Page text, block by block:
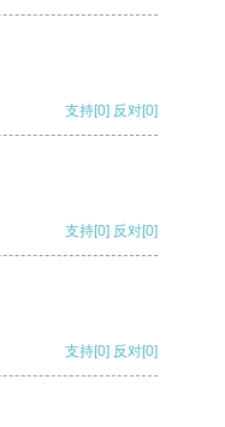
支持[0] 反对[0]
支持[0] 反对[0]
支持[0] 反对[0]